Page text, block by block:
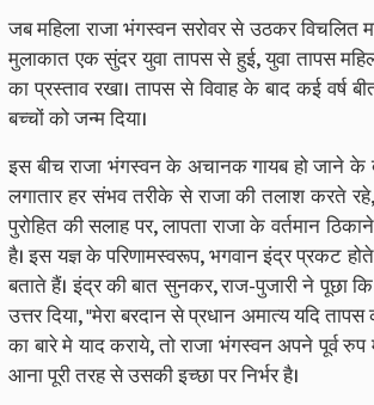
जब महिला राजा भंगस्वन सरोवर से उठकर
मुलाकात एक सुंदर युवा तापस से हुई, युवा तापस
का प्रस्ताव रखा। तापस से विवाह के बाद कई
बच्चों को जन्म दिया।
इस बीच राजा भंगस्वन के अचानक गायब हो जाने के
लगातार हर संभव तरीके से राजा की तलाश करते
पुरोहित की सलाह पर, लापता राजा के वर्तमान
है। इस यज्ञ के परिणामस्वरूप, भगवान इंद्र प्रकट
बताते हैं। इंद्र की बात सुनकर, राज-पुजारी ने पूछा
उत्तर दिया, "मेरा बरदान से प्रधान अमात्य यदि
का बारे मे याद कराये, तो राजा भंगस्वन अपने पूर्व
आना पूरी तरह से उसकी इच्छा पर निर्भर है।